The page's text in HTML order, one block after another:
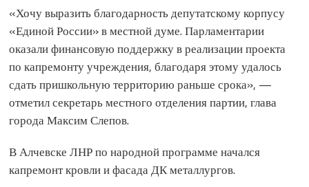
«Хочу выразить благодарность депутатскому корпусу
«Единой России» в местной думе. Парламентарии
оказали финансовую поддержку в реализации проекта
по капремонту учреждения, благодаря этому удалось
сдать пришкольную территорию раньше срока», —
отметил секретарь местного отделения партии, глава
города Максим Слепов.
В Алчевске ЛНР по народной программе начался
капремонт кровли и фасада ДК металлургов.